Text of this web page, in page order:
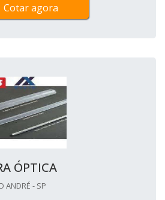
Cotar agora
ÓPTICA
ANDRÉ - SP